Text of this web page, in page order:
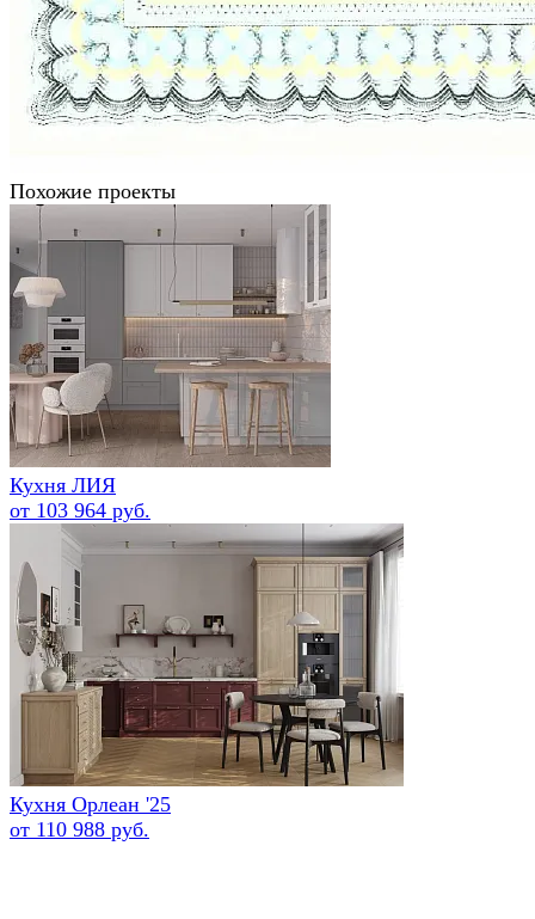
Похожие проекты
Кухня ЛИЯ
от 103 964 руб.
Кухня Орлеан '25
от 110 988 руб.